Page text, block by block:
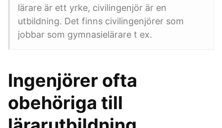
lärare är ett yrke, civilingenjör är en
utbildning. Det finns civilingenjörer som
jobbar som gymnasielärare t ex.
Ingenjörer ofta
obehöriga till